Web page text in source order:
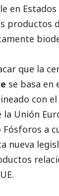
en
productos
que la
se basa en
con
Unión
Fósforos a
nueva